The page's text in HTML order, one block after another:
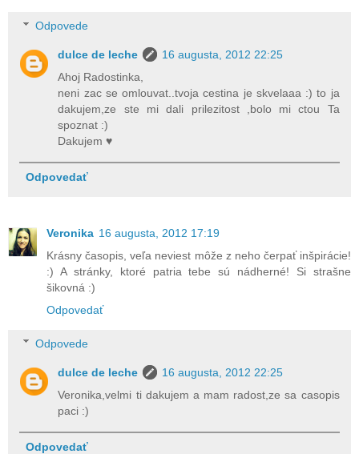
Odpovede
dulce de leche
16 augusta, 2012 22:25
Ahoj Radostinka,
neni zac se omlouvat..tvoja cestina je skvelaaa :) to ja
dakujem,ze ste mi dali prilezitost ,bolo mi ctou Ta
spoznat :)
Dakujem ♥
Odpovedať
Veronika 16 augusta, 2012 17:19
Krásny časopis, veľa neviest môže z neho čerpať inšpirácie!
:) A stránky, ktoré patria tebe sú nádherné! Si strašne
šikovná :)
Odpovedať
Odpovede
dulce de leche
16 augusta, 2012 22:25
Veronika,velmi ti dakujem a mam radost,ze sa casopis
paci :)
Odpovedať